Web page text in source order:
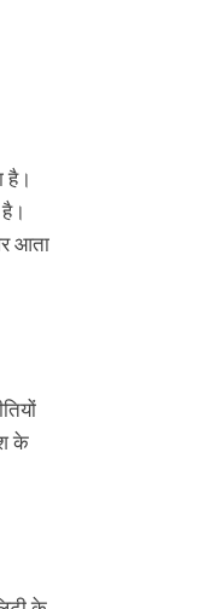
है।
आता
के